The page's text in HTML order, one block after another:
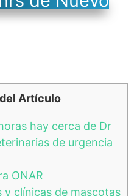
Artículo
hay cerca de Dr
de urgencia
ONAR
y clínicas de mascotas